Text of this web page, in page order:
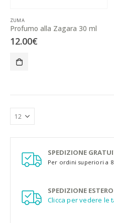
ZUMA
Profumo alla Zagara 30 ml
12.00€
SPEDIZIONE
Per ordini superiori a
SPEDIZIONE
Clicca per vedere le